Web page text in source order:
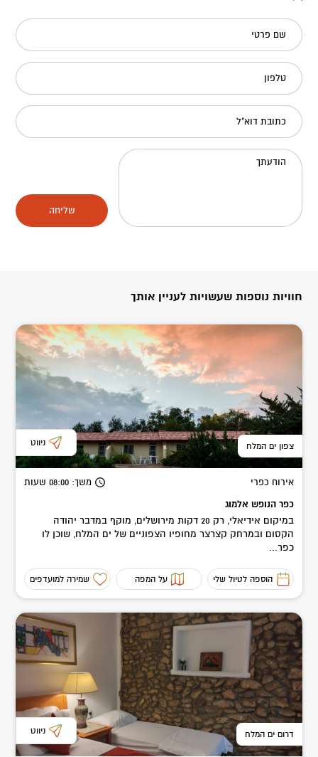
שם פרטי
טלפון
כתובת דוא"ל
הודעתך
שליחה
חוויות נוספות שעשויות לעניין אותך
צפון ים המלח ניווט
אירוח כפרי משך: 08:00 שעות
כפר הנופש אלמוג
במיקום אידיאלי, רק 20 דקות מירושלים, מוקף במדבר יהודה
הקסום ובמרחק קצרצר מחופיו הצפוניים של ים המלח, שוכן לו
כפר...
הוספה לטיול שלי על המפה שמירה למועדפים
דרום ים המלח ניווט